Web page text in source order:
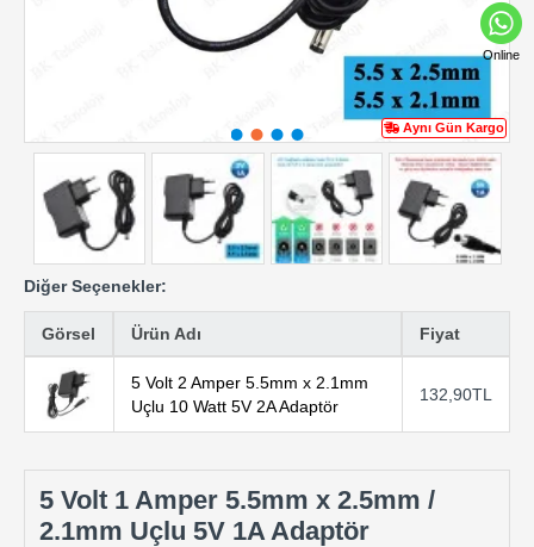
Aynı Gün Kargo
Diğer Seçenekler:
Görsel Ürün Adı Fiyat
5 Volt 2 Amper 5.5mm x 2.1mm
Uçlu 10 Watt 5V 2A Adaptör
132,90TL
5 Volt 1 Amper 5.5mm x 2.5mm /
2.1mm Uçlu 5V 1A Adaptör
Online